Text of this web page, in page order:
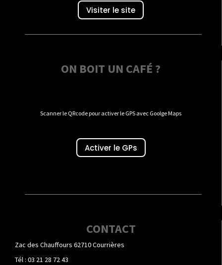
Visiter le site
ON BOIT UN CAFÉ ?
Scanner le QRcode pour activer le GPS avec Goolge Maps
Activer le GPs
CONTACT
Zac des Chauffours 62710 Courrières
Tél : 03 21 28 72 43